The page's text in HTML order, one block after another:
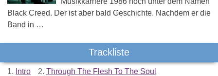
Black Creed. Der ist aber bald Geschichte. Nachdem er die
Band in …
Trackliste
1. Intro 2. Through The Flesh To The Soul